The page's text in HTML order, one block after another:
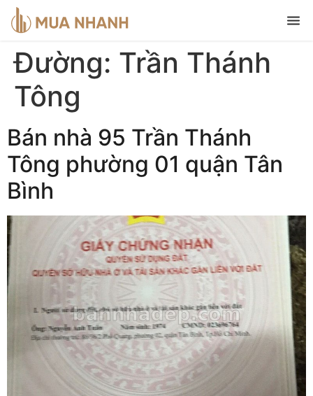
Đường: Trần Thánh
Tông
Bán nhà 95 Trần Thánh
Tông phường 01 quận Tân
Bình